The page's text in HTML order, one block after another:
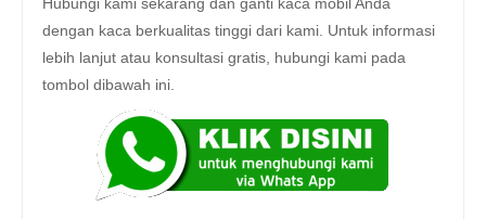
Hubungi kami sekarang dan ganti kaca mobil Anda
dengan kaca berkualitas tinggi dari kami. Untuk informasi
lebih lanjut atau konsultasi gratis, hubungi kami pada
tombol dibawah ini.